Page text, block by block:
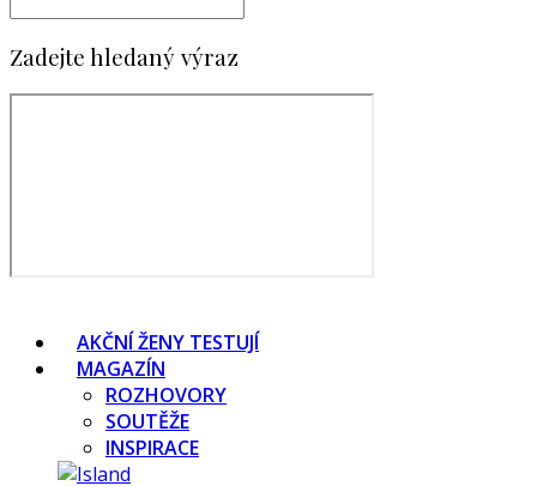
Zadejte hledaný výraz
AKČNÍ ŽENY TESTUJÍ
MAGAZÍN
ROZHOVORY
SOUTĚŽE
INSPIRACE